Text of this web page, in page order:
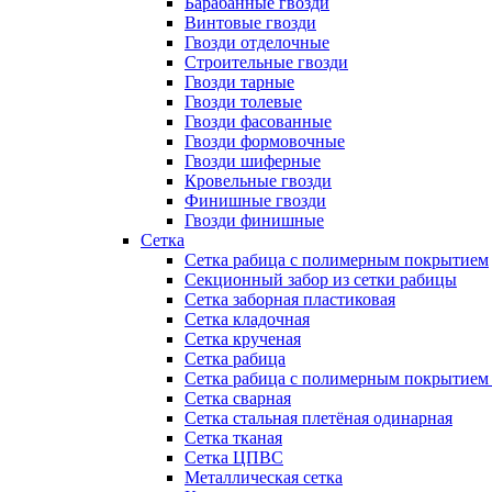
Винтовые гвозди
Гвозди отделочные
Строительные гвозди
Гвозди тарные
Гвозди толевые
Гвозди фасованные
Гвозди формовочные
Гвозди шиферные
Кровельные гвозди
Финишные гвозди
Гвозди финишные
Сетка
Сетка рабица с полимерным покрытием
Секционный забор из сетки рабицы
Сетка заборная пластиковая
Сетка кладочная
Сетка крученая
Сетка рабица
Сетка рабица с полимерным покрытием
Сетка сварная
Сетка стальная плетёная одинарная
Сетка тканая
Сетка ЦПВС
Металлическая сетка